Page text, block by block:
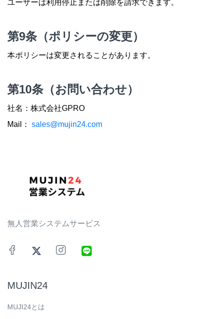
ユーザーは利用停止または削除を請求できます。
第9条（ポリシーの変更）
本ポリシーは変更されることがあります。
第10条（お問い合わせ）
社名：株式会社GPRO
Mail： sales@mujin24.com
無人営業システムサービス
MUJIN24
MUJI24とは